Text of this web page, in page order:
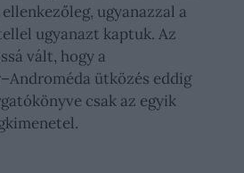
ugyanazzal a
ugyanazt kaptuk. Az
vált, hogy a
ütközés eddig
csak az egyik